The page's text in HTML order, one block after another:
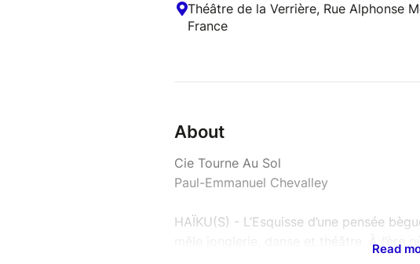
Théâtre de la Verrière, Rue Alphonse
France
About
Cie Tourne Au Sol
Paul-Emmanuel Chevalley
HAÏKU(S) - L’Esquisse d’une pensée
mêle jonglerie, danse et théâtre. À l’ère
Read